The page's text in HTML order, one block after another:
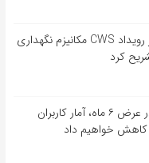
مدیر تیم بلاکچین نوبیتکس در رویداد CWS مکانیزم نگهداری
کرد
دیوار: با سیستم تایید هویت در عرض ۶ ماه، آمار کاربران
کاهش خواهیم داد